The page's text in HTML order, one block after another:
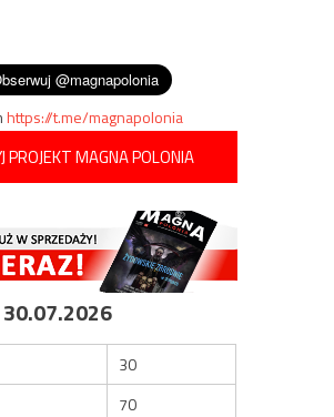
https://t.me/magnapolonia
PROJEKT MAGNA POLONIA
30
70